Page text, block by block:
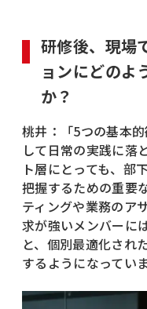
研修後、現場
ョンにどのよ
か？
桃井：「5つの基本
して日常の実践に落
ト層にとっても、部
把握するための重要
ティングや業務のア
求が強いメンバーに
と、個別最適化され
するようになっていま